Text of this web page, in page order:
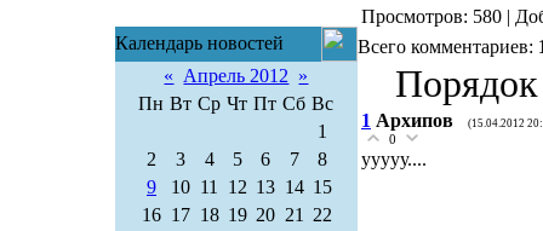
Календарь новостей
« Апрель 2012 »
Пн Вт Ср Чт Пт Сб Вс
1
2
3 4 5 6 7
8
9
10 11 12 13 14 15
16 17 18 19 20 21
22
Просмотров: 580 |
Всего комментариев:
1 Архипов (15.04.2012
0
ууууу....